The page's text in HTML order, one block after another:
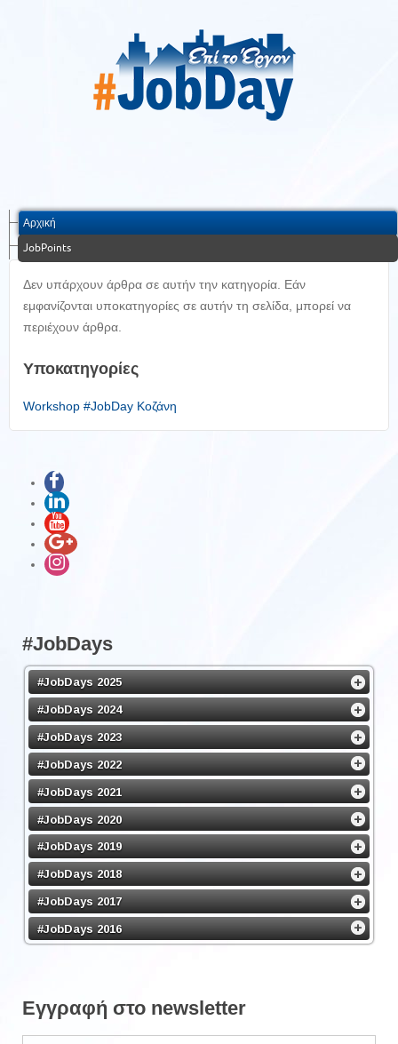
Αρχική
JobPoints
Δεν υπάρχουν άρθρα σε αυτήν την κατηγορία. Εάν
εμφανίζονται υποκατηγορίες σε αυτήν τη σελίδα, μπορεί να
περιέχουν άρθρα.
Υποκατηγορίες
Workshop #JobDay Κοζάνη
#JobDays
#JobDays 2025
#JobDays 2024
#JobDays 2023
#JobDays 2022
#JobDays 2021
#JobDays 2020
#JobDays 2019
#JobDays 2018
#JobDays 2017
#JobDays 2016
Εγγραφή στο newsletter